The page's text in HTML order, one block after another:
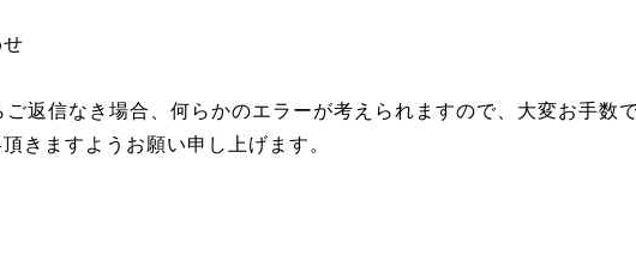
返信なき場合、何らかのエラーが考えられますので、大変お手数
きますようお願い申し上げます。